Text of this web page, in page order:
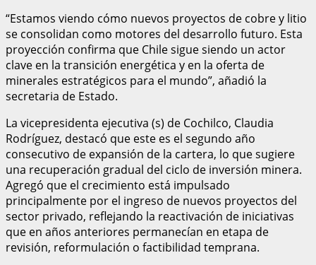
“Estamos viendo cómo nuevos proyectos de cobre y litio
se consolidan como motores del desarrollo futuro. Esta
proyección confirma que Chile sigue siendo un actor
clave en la transición energética y en la oferta de
minerales estratégicos para el mundo”, añadió la
secretaria de Estado.
La vicepresidenta ejecutiva (s) de Cochilco, Claudia
Rodríguez, destacó que este es el segundo año
consecutivo de expansión de la cartera, lo que sugiere
una recuperación gradual del ciclo de inversión minera.
Agregó que el crecimiento está impulsado
principalmente por el ingreso de nuevos proyectos del
sector privado, reflejando la reactivación de iniciativas
que en años anteriores permanecían en etapa de
revisión, reformulación o factibilidad temprana.